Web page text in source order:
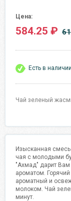
Цена:
584.25 ₽
Есть в наличии
Чай зеленый
Изысканная смесь
чая с молодыми
"Ахмад" дарит Вам
ароматом.
ароматный и
молоком. Чай
минут.